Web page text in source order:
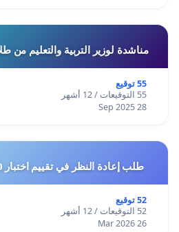
مناشدة لوزير التربية والتعليم من
55 توقيع
55 التوقيعات / 12 أشهر
28 Sep 2025
طلب إعادة النظر في تقييم اختبار MAT240 ومنح Bonus
52 توقيع
52 التوقيعات / 12 أشهر
26 Mar 2026